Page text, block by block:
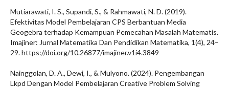
Mutiarawati, I. S., Supandi, S., & Rahmawati, N. D. (2019).
Efektivitas Model Pembelajaran CPS Berbantuan Media
Geogebra terhadap Kemampuan Pemecahan Masalah Matematis.
Imajiner: Jurnal Matematika Dan Pendidikan Matematika, 1(4), 24–
29. https://doi.org/10.26877/imajiner.v1i4.3849
Nainggolan, D. A., Dewi, I., & Mulyono. (2024). Pengembangan
Lkpd Dengan Model Pembelajaran Creative Problem Solving